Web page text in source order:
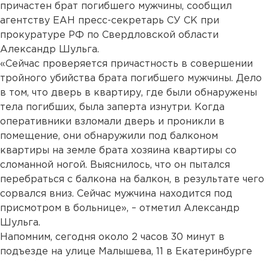
причастен брат погибшего мужчины, сообщил
агентству ЕАН пресс-секретарь СУ СК при
прокуратуре РФ по Свердловской области
Александр Шульга.
«Сейчас проверяется причастность в совершении
тройного убийства брата погибшего мужчины. Дело
в том, что дверь в квартиру, где были обнаружены
тела погибших, была заперта изнутри. Когда
оперативники взломали дверь и проникли в
помещение, они обнаружили под балконом
квартиры на земле брата хозяина квартиры со
сломанной ногой. Выяснилось, что он пытался
перебраться с балкона на балкон, в результате чего
сорвался вниз. Сейчас мужчина находится под
присмотром в больнице», – отметил Александр
Шульга.
Напомним, сегодня около 2 часов 30 минут в
подъезде на улице Малышева, 11 в Екатеринбурге